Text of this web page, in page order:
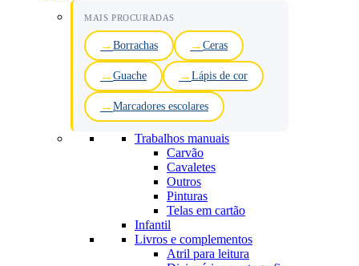
MAIS PROCURADAS
Borrachas Ceras
Guache Lápis de cor
Marcadores escolares
Trabalhos manuais
Carvão
Cavaletes
Outros
Pinturas
Telas em cartão
Infantil
Livros e complementos
Atril para leitura